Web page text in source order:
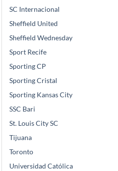
SC Internacional
Sheffield United
Sheffield Wednesday
Sport Recife
Sporting CP
Sporting Cristal
Sporting Kansas City
SSC Bari
St. Louis City SC
Tijuana
Toronto
Universidad Católica